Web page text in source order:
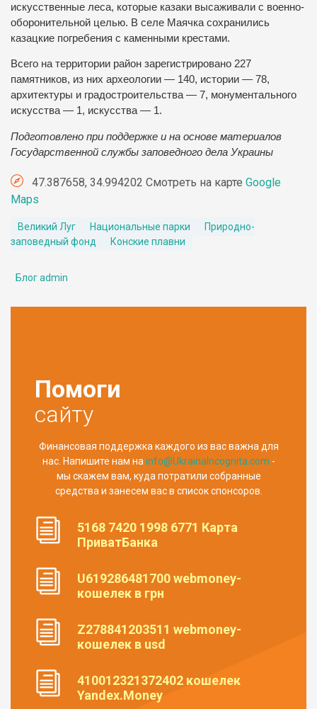
искусственные леса, которые казаки высаживали с военно-
оборонительной целью. В селе Маячка сохранились
казацкие погребения с каменными крестами.
Всего на территории район зарегистрировано 227
памятников, из них археологии — 140, истории — 78,
архитектуры и градостроительства — 7, монументального
искусства — 1, искусства — 1.
Подготовлено при поддержке и на основе материалов
Государственной службы заповедного дела Украины
47.387658, 34.994202 Смотреть на карте Google
Maps
Великий Луг Национальные парки
Природно-
заповедный фонд
Конские плавни
Блог admin
Помоги
сайту
Финансовая поддержка каждого из вас важна для
нас. Напишите нам на info@UkrainaIncognita.com -
мы скажем вам, куда потратили собранные
средства и занесем вас в список спонсоров.
5168 7420 1998 6771 Карта
ПриватБанка
U619286481700 webmoney-
кошелек в грн
Z278841203511 webmoney-
кошелек в usd
410012321372402 кошелек
Yandex.Money